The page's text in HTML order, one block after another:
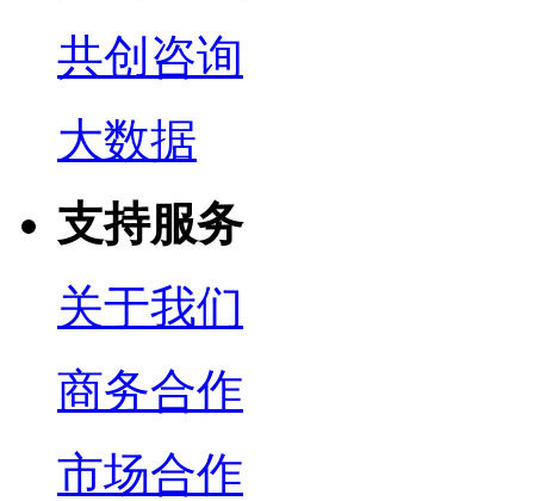
共创咨询
大数据
支持服务
关于我们
商务合作
市场合作